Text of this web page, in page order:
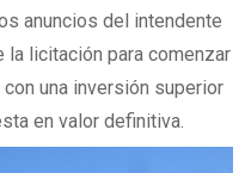
anuncios del intendente
la licitación para comenzar
una inversión superior
en valor definitiva.